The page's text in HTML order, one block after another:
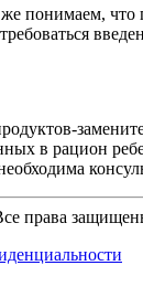
понимаем,
в рацион
права